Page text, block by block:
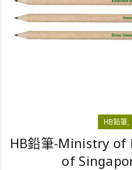
HB鉛筆
HB鉛筆-Ministry of
of